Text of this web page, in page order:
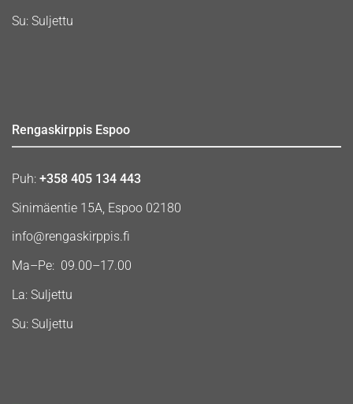
Su: Suljettu
Rengaskirppis Espoo
Puh: +358 405 134 443
Sinimäentie 15A, Espoo 02180
info@rengaskirppis.fi
Ma–Pe: 09.00–17.00
La: Suljettu
Su: Suljettu